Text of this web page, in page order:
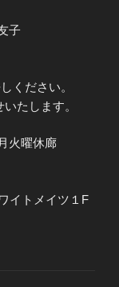
子
ください。
たします。
火曜休廊
イトメイツ１F